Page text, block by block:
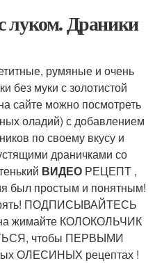
луком. Драники
румяные и очень
без муки с золотистой
сайте можно посмотреть
оладий) с добавлением
по своему вкусу и
драничками со
ВИДЕО РЕЦЕПТ ,
был простым и понятным!
ПОДПИСЫВАЙТЕСЬ
жимайте КОЛОКОЛЬЧИК
чтобы ПЕРВЫМИ
ОЛЕСИНЫХ рецептах !